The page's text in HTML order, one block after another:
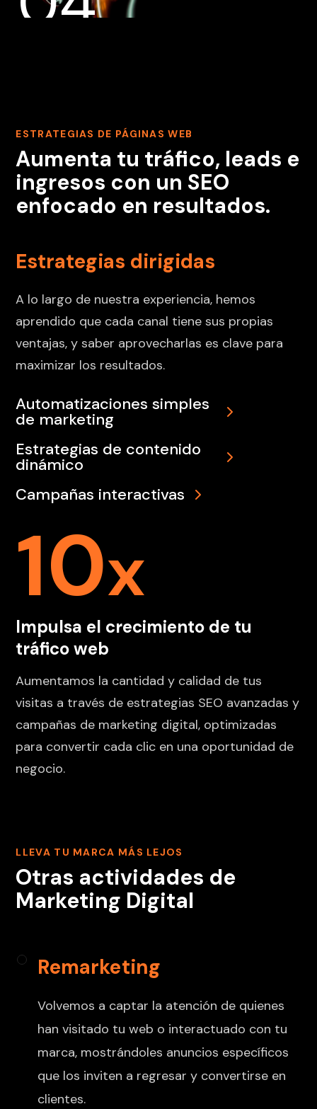
ESTRATEGIAS DE PÁGINAS WEB
Aumenta tu tráfico, leads e
ingresos con un SEO
enfocado en resultados.
Estrategias dirigidas
A lo largo de nuestra experiencia, hemos
aprendido que cada canal tiene sus propias
ventajas, y saber aprovecharlas es clave para
maximizar los resultados.
Automatizaciones simples
de marketing
Estrategias de contenido
dinámico
Campañas interactivas
10x
Impulsa el crecimiento de tu
tráfico web
Aumentamos la cantidad y calidad de tus
visitas a través de estrategias SEO avanzadas y
campañas de marketing digital, optimizadas
para convertir cada clic en una oportunidad de
negocio.
LLEVA TU MARCA MÁS LEJOS
Otras actividades de
Marketing Digital
Remarketing
Volvemos a captar la atención de quienes
han visitado tu web o interactuado con tu
marca, mostrándoles anuncios específicos
que los inviten a regresar y convertirse en
clientes.